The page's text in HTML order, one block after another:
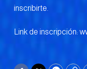
inscribirte.
Link de inscripción: